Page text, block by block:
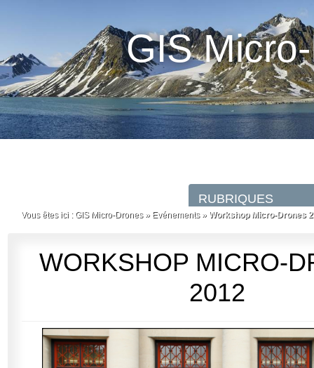
GIS
Vous êtes ici : GIS Micro-Drones» Evénements» Workshop Micro-Drones
WORKSHOP MICRO-
2012